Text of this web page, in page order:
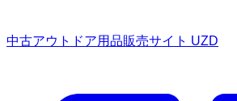
中古アウトドア用品販売サイト UZD